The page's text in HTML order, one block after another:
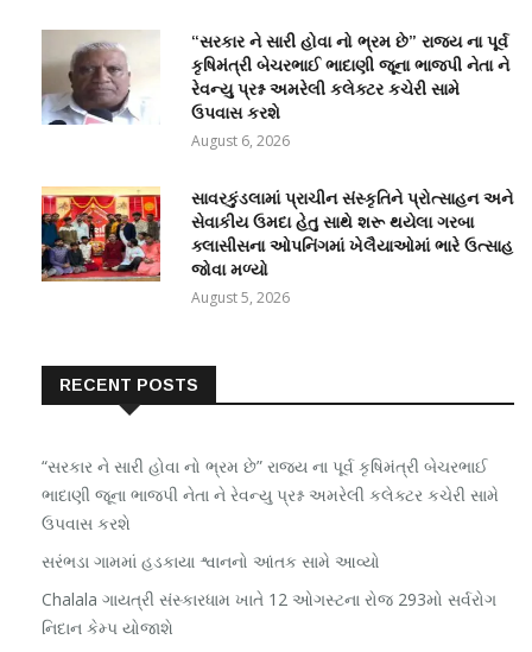
“સરકાર ને સારી હોવા નો ભ્રમ છે” રાજ્ય ના પૂર્વ
કૃષિમંત્રી બેચરભાઈ ભાદાણી જૂના ભાજપી નેતા ને
રેવન્યુ પ્રશ્ન અમરેલી કલેક્ટર કચેરી સામે
ઉપવાસ કરશે
August 6, 2026
સાવરકુંડલામાં પ્રાચીન સંસ્કૃતિને પ્રોત્સાહન અને
સેવાકીય ઉમદા હેતુ સાથે શરૂ થયેલા ગરબા
ક્લાસીસના ઓપનિંગમાં ખેલૈયાઓમાં ભારે ઉત્સાહ
જોવા મળ્યો
August 5, 2026
RECENT POSTS
“સરકાર ને સારી હોવા નો ભ્રમ છે” રાજ્ય ના પૂર્વ કૃષિમંત્રી બેચરભાઈ
ભાદાણી જૂના ભાજપી નેતા ને રેવન્યુ પ્રશ્ન અમરેલી કલેક્ટર કચેરી સામે
ઉપવાસ કરશે
સરંભડા ગામમાં હડકાયા શ્વાનનો આંતક સામે આવ્યો
Chalala ગાયત્રી સંસ્કારધામ ખાતે 12 ઓગસ્ટના રોજ 293મો સર્વરોગ
નિદાન કેમ્પ યોજાશે